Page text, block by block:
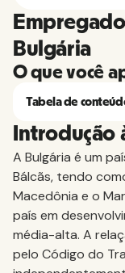
Bulgária
O que você
Tabela de
Introdução
A Bulgária é um
Bálcãs, tendo
Macedônia e o
país em
média-alta. A
pelo Código do